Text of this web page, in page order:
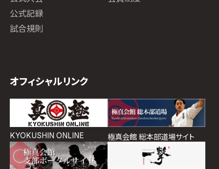
公式記録
試合規則
オフィシャルリンク
KYOKUSHIN ONLINE 極真会館 総本部道場サイト